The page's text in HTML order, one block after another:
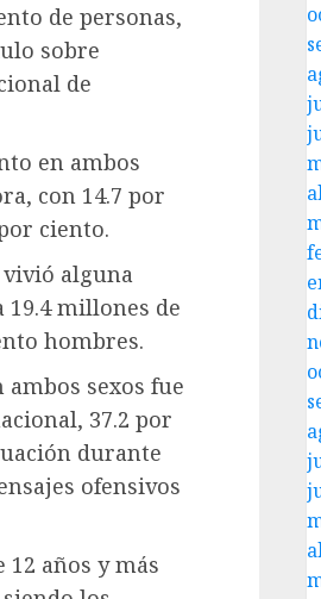
de personas,
sobre
de
en ambos
con 14.7 por
ciento.
vivió alguna
millones de
hombres.
sexos fue
37.2 por
durante
ofensivos
años y más